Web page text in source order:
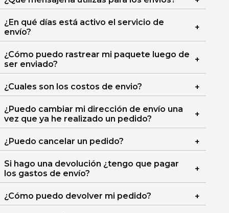
¿En qué días está activo el servicio de
envío?
¿Cómo puedo rastrear mi paquete luego de
ser enviado?
¿Cuales son los costos de envio?
¿Puedo cambiar mi dirección de envío una
vez que ya he realizado un pedido?
¿Puedo cancelar un pedido?
Si hago una devolución ¿tengo que pagar
los gastos de envío?
¿Cómo puedo devolver mi pedido?